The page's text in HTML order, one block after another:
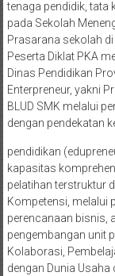
tenaga pendidik, tata
pada Sekolah
Prasarana sekolah di
Peserta Diklat PKA
Dinas Pendidikan
Enterpreneur, yakni
BLUD SMK melalui
dengan pendekatan
pendidikan
kapasitas
pelatihan terstruktur
Kompetensi, melalui
perencanaan bisnis,
pengembangan unit
Kolaborasi,
dengan Dunia Usaha